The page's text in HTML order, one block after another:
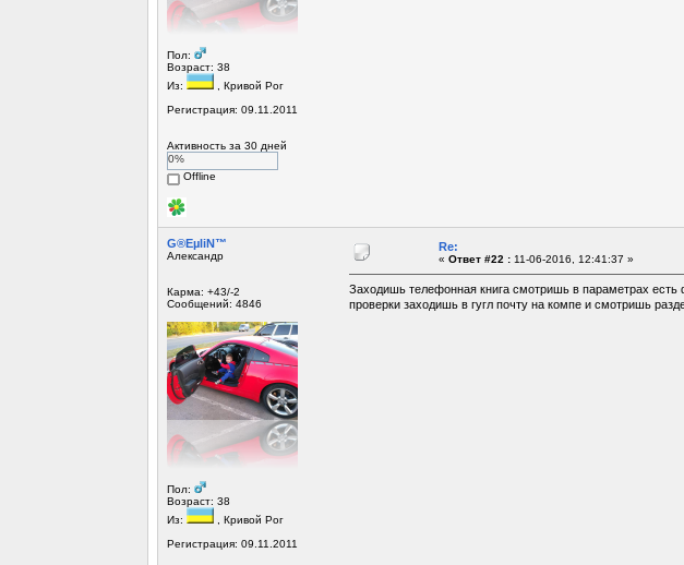
Пол:
Возраст: 38
Из:
, Кривой Рог
Регистрация: 09.11.2011
Активность за 30 дней
0%
Offline
G®EµliN™
Александр
Карма: +43/-2
Сообщений: 4846
Пол:
Возраст: 38
Из:
, Кривой Рог
Регистрация: 09.11.2011
Re:
« Ответ #22 :11-06-2016, 12:41:37 »
Заходишь телефонная книга смотришь в параметрах есть
проверки заходишь в гугл почту на компе и смотришь